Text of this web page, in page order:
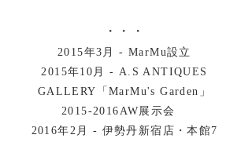
・・・
2015年3月 -MarMu設立
2015年10月 - A.S ANTIQUES
GALLERY「MarMu's Garden」
2015-2016AW展示会
2016年2月 - 伊勢丹新宿店・本館7